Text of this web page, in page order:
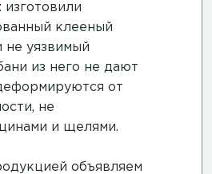
клееный
не уязвимый
из него не дают
от
не
и щелями.
объявляем